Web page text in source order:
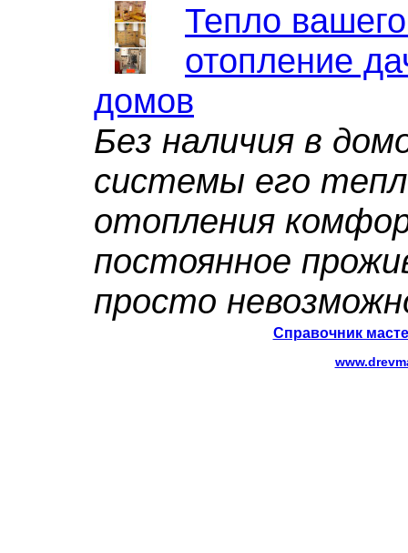
Тепло
отопление
домов
Без наличия в
системы его
отопления
постоянное
просто
Справочник